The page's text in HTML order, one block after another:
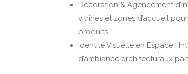
Décoration & Agencement
vitrines et zones d’accueil
produits.
Identité Visuelle en Espace :
d’ambiance architecturaux